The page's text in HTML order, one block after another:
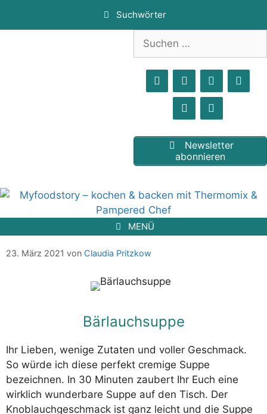
Suchwörter
Suchen
nach:
Newsletter
abonnieren
MENÜ
Bärlauchsuppe
23. März 2021 von Claudia Pritzkow
Bärlauchsuppe
Ihr Lieben, wenige Zutaten und voller Geschmack.
So würde ich diese perfekt cremige Suppe
bezeichnen. In 30 Minuten zaubert Ihr Euch eine
wirklich wunderbare Suppe auf den Tisch. Der
Knoblauchgeschmack ist ganz leicht und die Suppe